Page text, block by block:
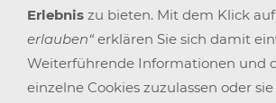
Erlebnis zu bieten. Mit dem Klick auf
erlauben“ erklären Sie sich damit
Weiterführende Informationen und
einzelne Cookies zuzulassen oder sie